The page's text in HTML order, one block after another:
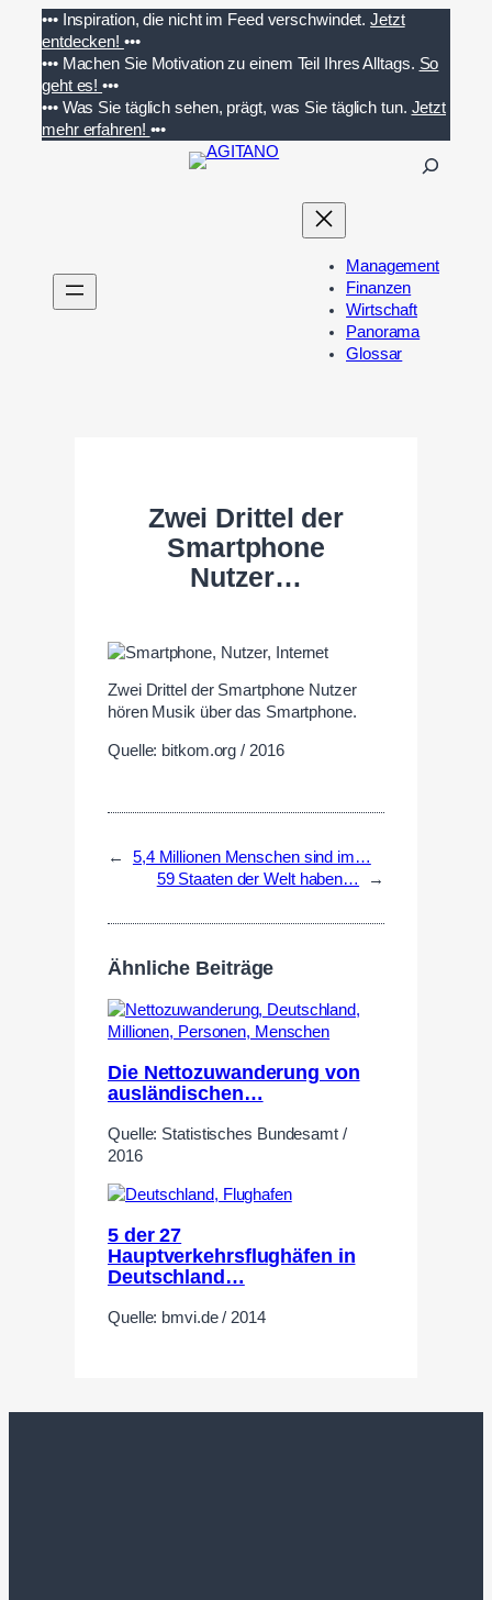
Inhalt
springen
••• Inspiration, die nicht im Feed verschwindet. Jetzt
entdecken! •••
••• Machen Sie Motivation zu einem Teil Ihres Alltags. So
geht es!•••
••• Was Sie täglich sehen, prägt, was Sie täglich tun. Jetzt
mehr erfahren! •••
n
Management
Finanzen
Wirtschaft
Panorama
Glossar
Zwei Drittel der
Smartphone
Nutzer…
Zwei Drittel der Smartphone Nutzer
hören Musik über das Smartphone.
Quelle: bitkom.org / 2016
←
5,4 Millionen Menschen sind im…
59 Staaten der Welt haben…
→
Ähnliche Beiträge
Die Nettozuwanderung von
ausländischen…
Quelle: Statistisches Bundesamt /
2016
5 der 27
Hauptverkehrsflughäfen in
Deutschland…
Quelle: bmvi.de / 2014